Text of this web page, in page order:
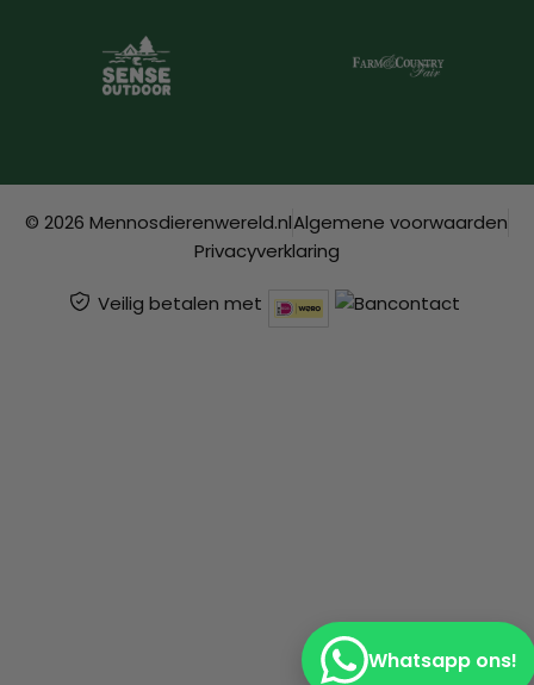
© 2026 Mennosdierenwereld.nlAlgemene voorwaarden
Privacyverklaring
Veilig betalen met
Whatsapp ons!